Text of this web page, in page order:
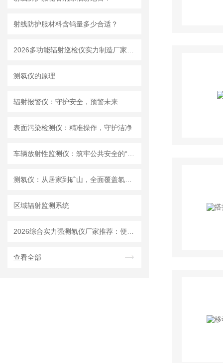
射线防护服材料含钨量多少合适？
测氡仪的原理
辐射报警仪：守护安全，预警未来
表面污染检测仪：精准操作，守护洁净
区域辐射监测系统
查看全部